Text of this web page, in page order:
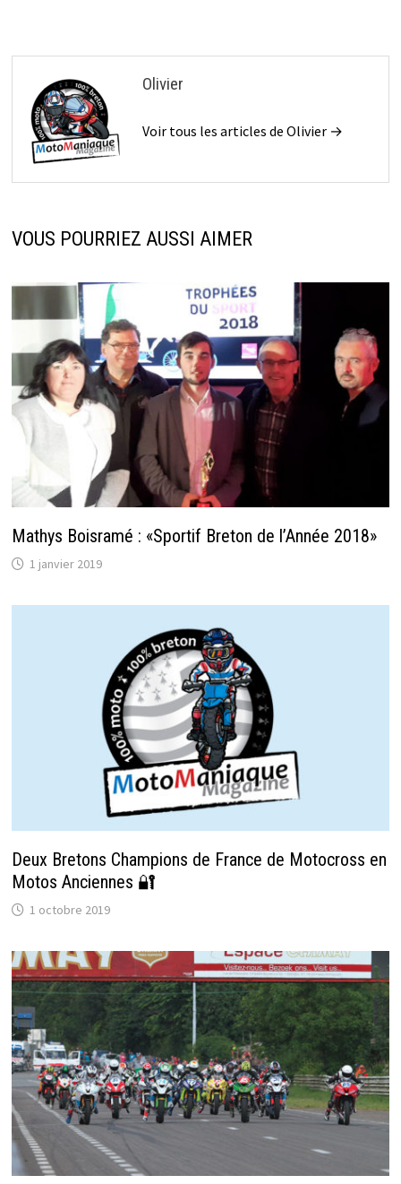
Olivier
Voir tous les articles de Olivier →
VOUS POURRIEZ AUSSI AIMER
Mathys Boisramé : «Sportif Breton de l’Année 2018»
1 janvier 2019
Deux Bretons Champions de France de Motocross en
Motos Anciennes 🔐
1 octobre 2019